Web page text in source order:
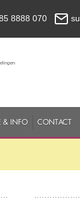
8888 070
& INFO CONTACT